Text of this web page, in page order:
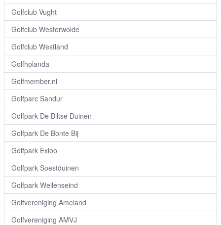
Golfclub Vught
Golfclub Westerwolde
Golfclub Westland
Golfholanda
Golfmember.nl
Golfparc Sandur
Golfpark De Biltse Duinen
Golfpark De Bonte Bij
Golfpark Exloo
Golfpark Soestduinen
Golfpark Weilenseind
Golfvereniging Ameland
Golfvereniging AMVJ